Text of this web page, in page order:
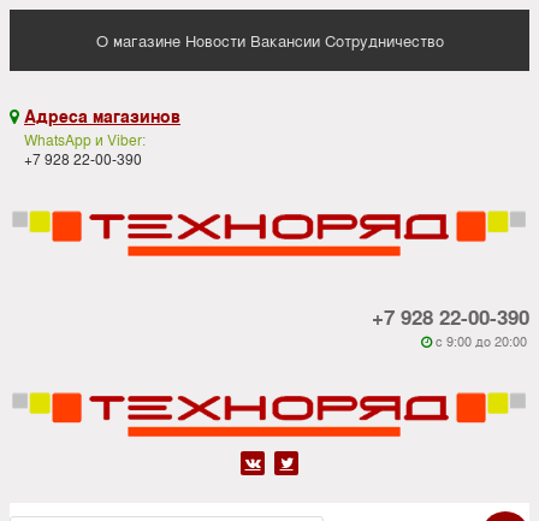
О магазине Новости Вакансии Сотрудничество
 Адреса магазинов
WhatsApp и Viber:
+7 928 22-00-390
+7 928 22-00-390
 c 9:00 до 20:00
 